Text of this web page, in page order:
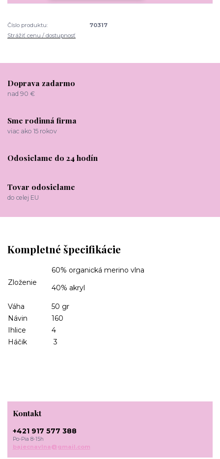
Číslo produktu:
70317
Strážiť cenu / dostupnosť
Doprava zadarmo
nad 90 €
Sme rodinná firma
viac ako 15 rokov
Odosielame do 24 hodín
Tovar odosielame
do celej EU
Kompletné špecifikácie
Zloženie
60% organická merino vlna
40% akryl
Váha
50 gr
Návin
160
Ihlice
4
Háčik
3
Kontakt
+421 917 577 388
Po-Pia 8-15h
bajecnavlna@gmail.com